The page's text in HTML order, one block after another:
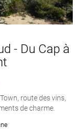
- Du Cap à
route des vins,
de charme.